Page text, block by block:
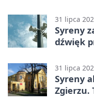
31 lipca
Syreny
dźwięk
31 lipca
Syreny
Zgierzu.